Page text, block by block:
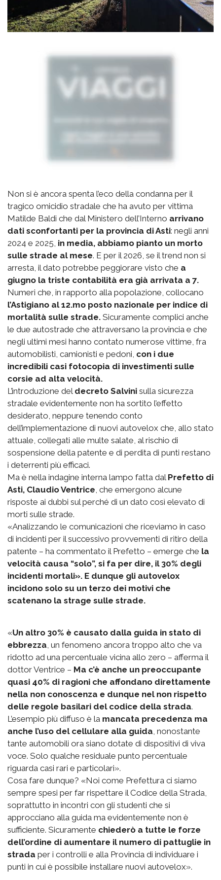
Non si è ancora spenta l’eco della condanna per il
tragico omicidio stradale che ha avuto per vittima
Matilde Baldi che dal Ministero dell’Interno arrivano
dati sconfortanti per la provincia di Asti: negli anni
2024 e 2025, in media, abbiamo pianto un morto
sulle strade al mese. E per il 2026, se il trend non si
arresta, il dato potrebbe peggiorare visto che a
giugno la triste contabilità era già arrivata a 7.
Numeri che, in rapporto alla popolazione, collocano
l’Astigiano al 12.mo posto nazionale per indice di
mortalità sulle strade. Sicuramente complici anche
le due autostrade che attraversano la provincia e che
negli ultimi mesi hanno contato numerose vittime, fra
automobilisti, camionisti e pedoni, con i due
incredibili casi fotocopia di investimenti sulle
corsie ad alta velocità.
L’introduzione del decreto Salvini sulla sicurezza
stradale evidentemente non ha sortito l’effetto
desiderato, neppure tenendo conto
dell’implementazione di nuovi autovelox che, allo stato
attuale, collegati alle multe salate, al rischio di
sospensione della patente e di perdita di punti restano
i deterrenti più efficaci.
Ma è nella indagine interna lampo fatta dal Prefetto di
Asti, Claudio Ventrice, che emergono alcune
risposte ai dubbi sul perché di un dato così elevato di
morti sulle strade.
«Analizzando le comunicazioni che riceviamo in caso
di incidenti per il successivo provvementi di ritiro della
patente – ha commentato il Prefetto – emerge che la
velocità causa “solo”, si fa per dire, il 30% degli
incidenti mortali». E dunque gli autovelox
incidono solo su un terzo dei motivi che
scatenano la strage sulle strade.
«Un altro 30% è causato dalla guida in stato di
ebbrezza, un fenomeno ancora troppo alto che va
ridotto ad una percentuale vicina allo zero – afferma il
dottor Ventrice – Ma c’è anche un preoccupante
quasi 40% di ragioni che affondano direttamente
nella non conoscenza e dunque nel non rispetto
delle regole basilari del codice della strada.
L’esempio più diffuso è la mancata precedenza ma
anche l’uso del cellulare alla guida, nonostante
tante automobili ora siano dotate di dispositivi di viva
voce. Solo qualche residuale punto percentuale
riguarda casi rari e particolari».
Cosa fare dunque? «Noi come Prefettura ci siamo
sempre spesi per far rispettare il Codice della Strada,
soprattutto in incontri con gli studenti che si
approcciano alla guida ma evidentemente non è
sufficiente. Sicuramente chiederò a tutte le forze
dell’ordine di aumentare il numero di pattuglie in
strada per i controlli e alla Provincia di individuare i
punti in cui è possibile installare nuovi autovelox».